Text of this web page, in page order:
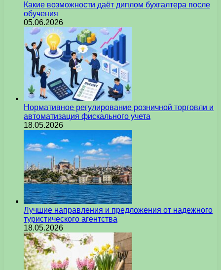
Какие возможности даёт диплом бухгалтера после
обучения
05.06.2026
Нормативное регулирование розничной торговли и
автоматизация фискального учета
18.05.2026
Лучшие направления и предложения от надежного
туристического агентства
18.05.2026